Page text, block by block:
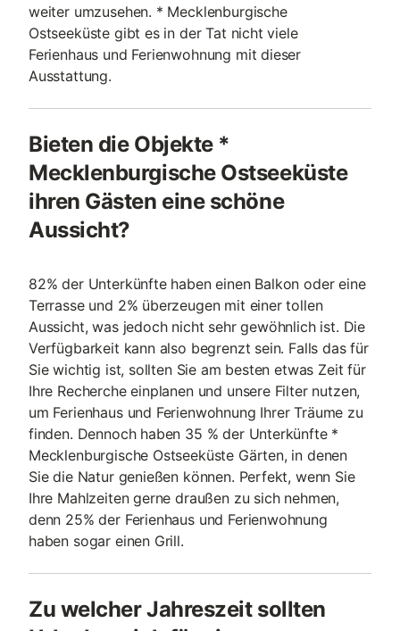
weiter umzusehen. * Mecklenburgische
Ostseeküste gibt es in der Tat nicht viele
Ferienhaus und Ferienwohnung mit dieser
Ausstattung.
Bieten die Objekte *
Mecklenburgische Ostseeküste
ihren Gästen eine schöne
Aussicht?
82% der Unterkünfte haben einen Balkon oder eine
Terrasse und 2% überzeugen mit einer tollen
Aussicht, was jedoch nicht sehr gewöhnlich ist. Die
Verfügbarkeit kann also begrenzt sein. Falls das für
Sie wichtig ist, sollten Sie am besten etwas Zeit für
Ihre Recherche einplanen und unsere Filter nutzen,
um Ferienhaus und Ferienwohnung Ihrer Träume zu
finden. Dennoch haben 35 % der Unterkünfte *
Mecklenburgische Ostseeküste Gärten, in denen
Sie die Natur genießen können. Perfekt, wenn Sie
Ihre Mahlzeiten gerne draußen zu sich nehmen,
denn 25% der Ferienhaus und Ferienwohnung
haben sogar einen Grill.
Zu welcher Jahreszeit sollten